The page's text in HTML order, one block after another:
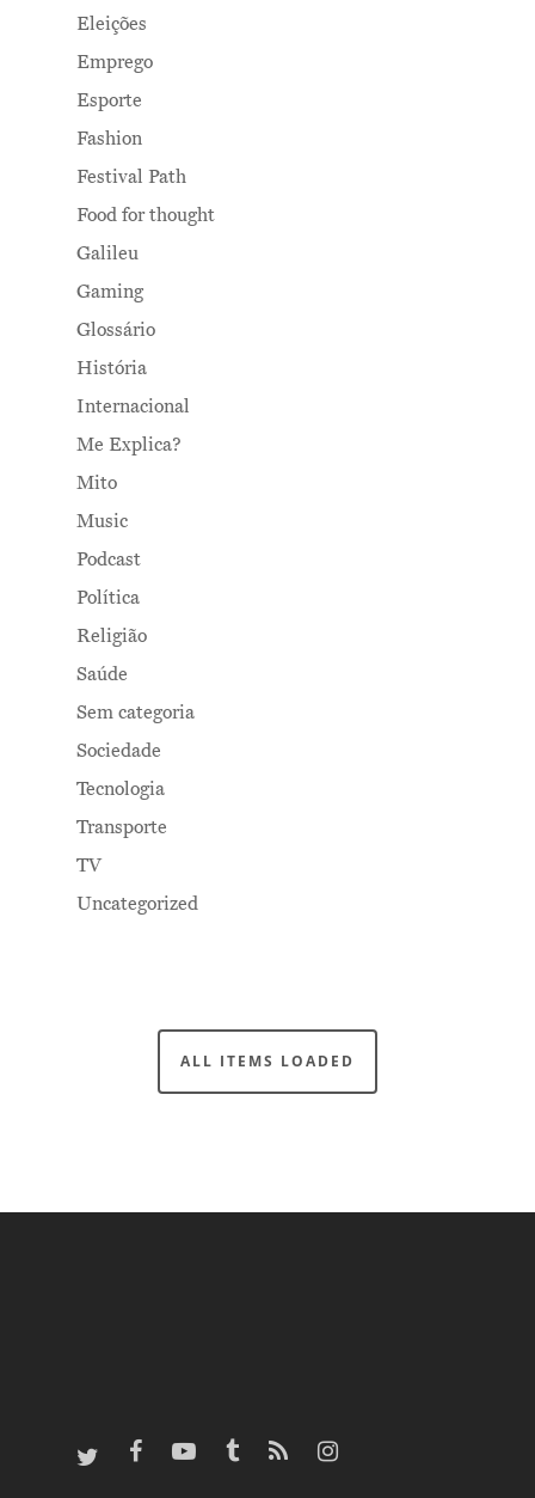
Eleições
Emprego
Esporte
Fashion
Festival Path
Food for thought
Galileu
Gaming
Glossário
História
Internacional
Me Explica?
Mito
Music
Podcast
Política
Religião
Saúde
Sem categoria
Sociedade
Tecnologia
Transporte
TV
Uncategorized